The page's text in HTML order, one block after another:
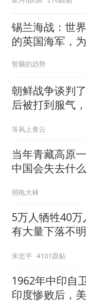
锡兰海战：世
的英国海军，
智脑的趋势
朝鲜战争谈判
后被打到服气
等风上青云
当年青藏高原
中国会失去什
弱电大林
5万人牺牲40
有大量下落不
宋忠平 4101跟贴
1962年中印自
印度惨败后，